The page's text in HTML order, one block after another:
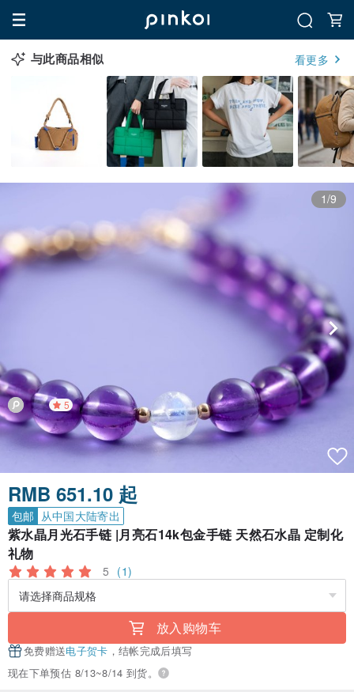
与此商品相似 看更多
1/9
5
RMB 651.10 起
包邮 从中国大陆寄出
紫水晶月光石手链 |月亮石14k包金手链 天然石水晶 定制化
礼物
5 (1)
放入购物车
免费赠送电子贺卡 ，结帐完成后填写
现在下单预估 8/13~8/14 到货。